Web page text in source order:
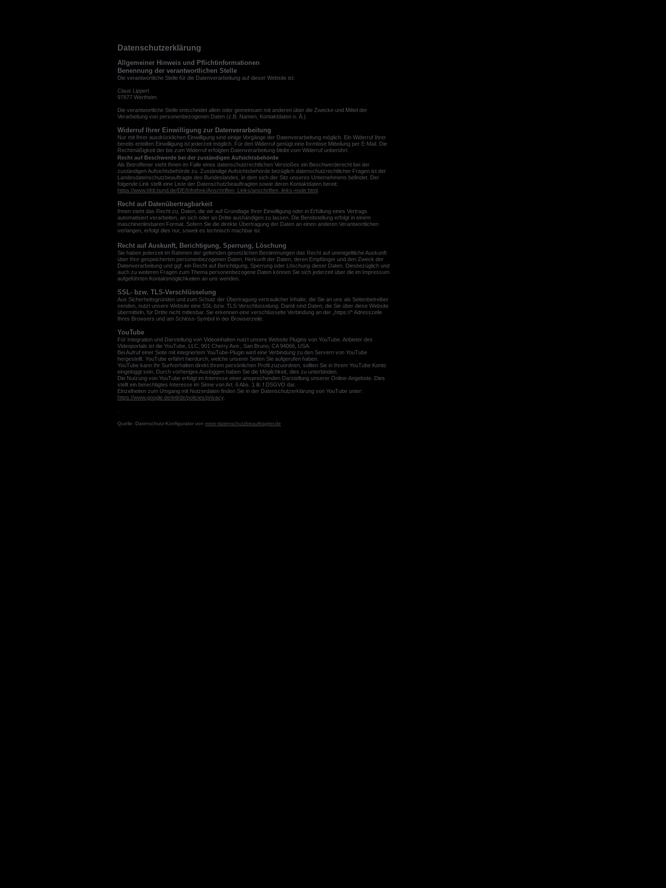
Datenschutzerklärung
Allgemeiner Hinweis und Pflichtinformationen
Benennung der verantwortlichen Stelle
Die verantwortliche Stelle für die Datenverarbeitung auf dieser Website ist:
Claus Lippert
97877 Wertheim
Die verantwortliche Stelle entscheidet allein oder gemeinsam mit anderen über die Zwecke und Mittel der
Verarbeitung von personenbezogenen Daten (z.B. Namen, Kontaktdaten o. Ä.).
Widerruf Ihrer Einwilligung zur Datenverarbeitung
Nur mit Ihrer ausdrücklichen Einwilligung sind einige Vorgänge der Datenverarbeitung möglich. Ein Widerruf Ihrer
bereits erteilten Einwilligung ist jederzeit möglich. Für den Widerruf genügt eine formlose Mitteilung per E-Mail. Die
Rechtmäßigkeit der bis zum Widerruf erfolgten Datenverarbeitung bleibt vom Widerruf unberührt.
Recht auf Beschwerde bei der zuständigen Aufsichtsbehörde
Als Betroffener steht Ihnen im Falle eines datenschutzrechtlichen Verstoßes ein Beschwerderecht bei der
zuständigen Aufsichtsbehörde zu. Zuständige Aufsichtsbehörde bezüglich datenschutzrechtlicher Fragen ist der
Landesdatenschutzbeauftragte des Bundeslandes, in dem sich der Sitz unseres Unternehmens befindet. Der
folgende Link stellt eine Liste der Datenschutzbeauftragten sowie deren Kontaktdaten bereit:
https://www.bfdi.bund.de/DE/Infothek/Anschriften_Links/anschriften_links-node.html
Recht auf Datenübertragbarkeit
Ihnen steht das Recht zu, Daten, die wir auf Grundlage Ihrer Einwilligung oder in Erfüllung eines Vertrags
automatisiert verarbeiten, an sich oder an Dritte aushändigen zu lassen. Die Bereitstellung erfolgt in einem
maschinenlesbaren Format. Sofern Sie die direkte Übertragung der Daten an einen anderen Verantwortlichen
verlangen, erfolgt dies nur, soweit es technisch machbar ist.
Recht auf Auskunft, Berichtigung, Sperrung, Löschung
Sie haben jederzeit im Rahmen der geltenden gesetzlichen Bestimmungen das Recht auf unentgeltliche Auskunft
über Ihre gespeicherten personenbezogenen Daten, Herkunft der Daten, deren Empfänger und den Zweck der
Datenverarbeitung und ggf. ein Recht auf Berichtigung, Sperrung oder Löschung dieser Daten. Diesbezüglich und
auch zu weiteren Fragen zum Thema personenbezogene Daten können Sie sich jederzeit über die im Impressum
aufgeführten Kontaktmöglichkeiten an uns wenden.
SSL- bzw. TLS-Verschlüsselung
Aus Sicherheitsgründen und zum Schutz der Übertragung vertraulicher Inhalte, die Sie an uns als Seitenbetreiber
senden, nutzt unsere Website eine SSL-bzw. TLS-Verschlüsselung. Damit sind Daten, die Sie über diese Website
übermitteln, für Dritte nicht mitlesbar. Sie erkennen eine verschlüsselte Verbindung an der „https://“ Adresszeile
Ihres Browsers und am Schloss-Symbol in der Browserzeile.
YouTube
Für Integration und Darstellung von Videoinhalten nutzt unsere Website Plugins von YouTube. Anbieter des
Videoportals ist die YouTube, LLC, 901 Cherry Ave., San Bruno, CA 94066, USA.
Bei Aufruf einer Seite mit integriertem YouTube-Plugin wird eine Verbindung zu den Servern von YouTube
hergestellt. YouTube erfährt hierdurch, welche unserer Seiten Sie aufgerufen haben.
YouTube kann Ihr Surfverhalten direkt Ihrem persönlichen Profil zuzuordnen, sollten Sie in Ihrem YouTube Konto
eingeloggt sein. Durch vorheriges Ausloggen haben Sie die Möglichkeit, dies zu unterbinden.
Die Nutzung von YouTube erfolgt im Interesse einer ansprechenden Darstellung unserer Online-Angebote. Dies
stellt ein berechtigtes Interesse im Sinne von Art. 6 Abs. 1 lit. f DSGVO dar.
Einzelheiten zum Umgang mit Nutzerdaten finden Sie in der Datenschutzerklärung von YouTube unter:
https://www.google.de/intl/de/policies/privacy.
Quelle: Datenschutz-Konfigurator von mein-datenschutzbeauftragter.de